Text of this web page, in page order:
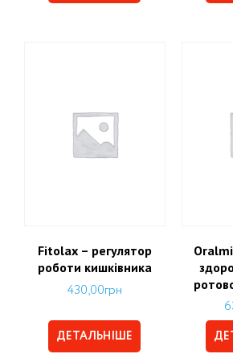
Fitolax – регулятор
роботи кишківника
430,00грн
ДЕТАЛЬНІШЕ